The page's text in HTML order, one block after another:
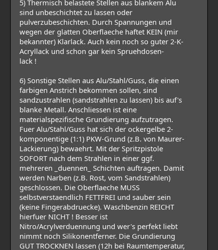
5) Thermisch belastete Stellen aus blankem Alu
sind unbeschichtet zu lassen oder
pulverzubeschichten. Durch Spannungen und
wegen der glatten Oberflaeche haftet KEIN (mir
bekannter) Klarlack. Auch kein noch so guter 2-K-
Acryllack und schon gar kein Spruehdosen-
lack !
6) Sonstige Stellen aus Alu/Stahl/Guss, die einen
farbigen Anstrich bekommen sollen, sind
sandzustrahlen (sandstrahlen zu lassen) bis auf's
blanke Metall. Anschliessen ist eine
materialspezifische Grundierung aufzutragen.
Fuer Alu/Stahl/Guss hat sich der ockergelbe 2-
komponentige (1:1) PKW-Grund (z.B. von Maurer-
Lackierung) bewaehrt. Mit der Spritzpistole
SOFORT nach dem Strahlen in einer ggf.
mehreren _duennen_ Schichten auftragen. Damit
werden Narben (z.B. Rost, vom Sandstrahlen)
geschlossen. Die Oberflaeche MUSS
selbstverstaendlich FETTFREI und sauber sein
(keine Fingerabdruecke). Waschbenzin REICHT
hierfuer NICHT ! Besser ist
Nitro/Acrylverduennung und wer's perfekt liebt
nimmt noch Silikonentferner. Die Grundierung
GUT TROCKNEN lassen (12h bei Raumtemperatur,